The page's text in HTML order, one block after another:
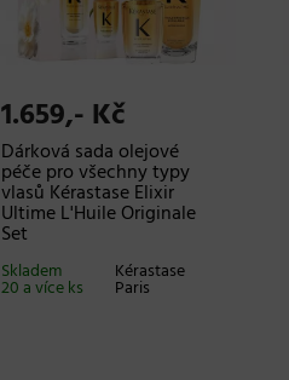
1.659,- Kč
Dárková sada olejové
péče pro všechny typy
vlasů Kérastase Elixir
Ultime L'Huile Originale
Set
Kérastase
Paris
Skladem
20 a více ks